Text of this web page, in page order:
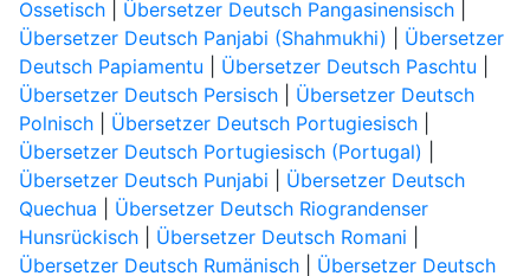
Ossetisch| Übersetzer Deutsch Pangasinensisch|
Übersetzer Deutsch Panjabi (Shahmukhi)
Übersetzer
Deutsch Papiamentu
Übersetzer Deutsch Paschtu
Übersetzer Deutsch Persisch| Übersetzer Deutsch
Polnisch| Übersetzer Deutsch Portugiesisch|
Übersetzer Deutsch Portugiesisch (Portugal)
Übersetzer Deutsch Punjabi
Übersetzer Deutsch
Quechua
Übersetzer Deutsch Riograndenser
Hunsrückisch| Übersetzer Deutsch Romani
Übersetzer Deutsch Rumänisch| Übersetzer Deutsch